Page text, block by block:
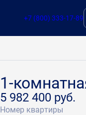
+7 (800) 333-17-89
1-
5 982 400 руб.
Номер квартиры